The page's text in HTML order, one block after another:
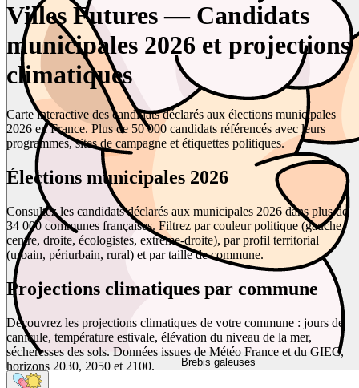
Brebis galeuses
Villes Futures — Candidats
municipales 2026 et projections
climatiques
Carte interactive des candidats déclarés aux élections municipales
2026 en France. Plus de 50 000 candidats référencés avec leurs
programmes, sites de campagne et étiquettes politiques.
Élections municipales 2026
Consultez les candidats déclarés aux municipales 2026 dans plus de
34 000 communes françaises. Filtrez par couleur politique (gauche,
centre, droite, écologistes, extrême-droite), par profil territorial
(urbain, périurbain, rural) et par taille de commune.
Projections climatiques par commune
Découvrez les projections climatiques de votre commune : jours de
canicule, température estivale, élévation du niveau de la mer,
sécheresses des sols. Données issues de Météo France et du GIEC,
horizons 2030, 2050 et 2100.